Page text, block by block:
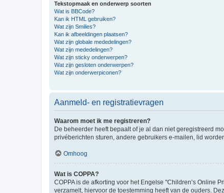
Tekstopmaak en onderwerp soorten
Wat is BBCode?
Kan ik HTML gebruiken?
Wat zijn Smilies?
Kan ik afbeeldingen plaatsen?
Wat zijn globale mededelingen?
Wat zijn mededelingen?
Wat zijn sticky onderwerpen?
Wat zijn gesloten onderwerpen?
Wat zijn onderwerpiconen?
Aanmeld- en registratievragen
Waarom moet ik me registreren?
De beheerder heeft bepaalt of je al dan niet geregistreerd
privéberichten sturen, andere gebruikers e-mailen, lid
Omhoog
Wat is COPPA?
COPPA is de afkorting voor het Engelse "Children’s Online
verzamelt, hiervoor de toestemming heeft van de ouders.